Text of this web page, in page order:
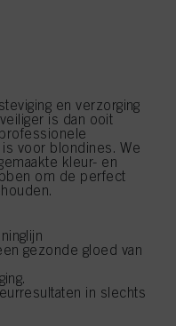
en verzorging
is dan ooit
voor blondines. We
kleur- en
om de perfect
gezonde gloed van
in slechts